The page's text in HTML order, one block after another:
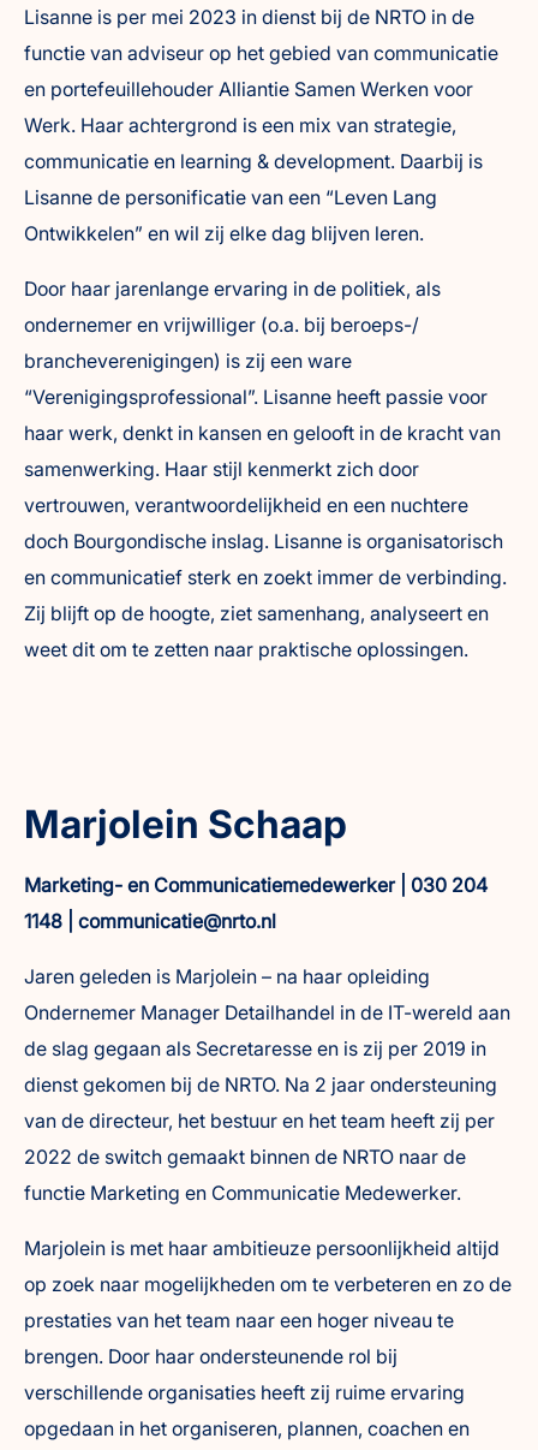
Lisanne is per mei 2023 in dienst bij de NRTO in de
functie van adviseur op het gebied van communicatie
en portefeuillehouder Alliantie Samen Werken voor
Werk. Haar achtergrond is een mix van strategie,
communicatie en learning & development. Daarbij is
Lisanne de personificatie van een “Leven Lang
Ontwikkelen” en wil zij elke dag blijven leren.
Door haar jarenlange ervaring in de politiek, als
ondernemer en vrijwilliger (o.a. bij beroeps-/
brancheverenigingen) is zij een ware
“Verenigingsprofessional”. Lisanne heeft passie voor
haar werk, denkt in kansen en gelooft in de kracht van
samenwerking. Haar stijl kenmerkt zich door
vertrouwen, verantwoordelijkheid en een nuchtere
doch Bourgondische inslag. Lisanne is organisatorisch
en communicatief sterk en zoekt immer de verbinding.
Zij blijft op de hoogte, ziet samenhang, analyseert en
weet dit om te zetten naar praktische oplossingen.
Marjolein Schaap
Marketing- en Communicatiemedewerker | 030 204
1148 | communicatie@nrto.nl
Jaren geleden is Marjolein – na haar opleiding
Ondernemer Manager Detailhandel in de IT-wereld aan
de slag gegaan als Secretaresse en is zij per 2019 in
dienst gekomen bij de NRTO. Na 2 jaar ondersteuning
van de directeur, het bestuur en het team heeft zij per
2022 de switch gemaakt binnen de NRTO naar de
functie Marketing en Communicatie Medewerker.
Marjolein is met haar ambitieuze persoonlijkheid altijd
op zoek naar mogelijkheden om te verbeteren en zo de
prestaties van het team naar een hoger niveau te
brengen. Door haar ondersteunende rol bij
verschillende organisaties heeft zij ruime ervaring
opgedaan in het organiseren, plannen, coachen en